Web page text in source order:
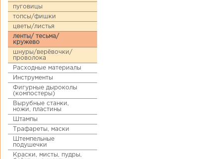
пуговицы
топсы/фишки
цветы/листья
ленты/ тесьма/
кружево
шнуры/верёвочки/
проволока
Расходные материалы
Инструменты
Фигурные дыроколы
(компостеры)
Вырубные станки,
ножи, пластины
Штампы
Трафареты, маски
Штемпельные
подушечки
Краски, мисты, пудры,